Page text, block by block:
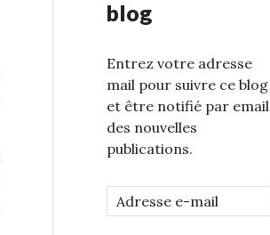
blog
Entrez votre adresse
mail pour suivre ce blog
et être notifié par email
des nouvelles
publications.